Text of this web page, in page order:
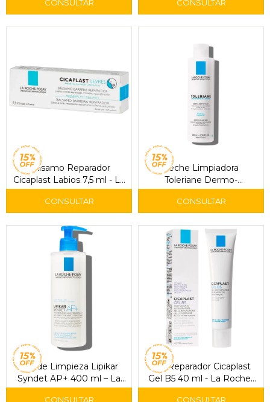
Bálsamo Reparador
Cicaplast Labios 7,5 ml - La
Roche-Posay
Leche Limpiadora
Toleriane Dermo-
Nettoyant 200 ml - La
Roche-Posay
Gel de Limpieza Lipikar
Syndet AP+ 400 ml – La
Roche-Posay
Gel Reparador Cicaplast
Gel B5 40 ml - La Roche-
Posay